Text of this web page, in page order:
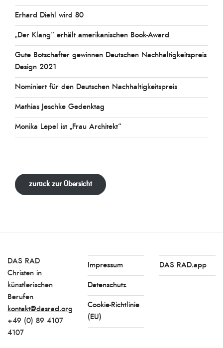
Erhard Diehl wird 80
„Der Klang“ erhält amerikanischen Book-Award
Gute Botschafter gewinnen Deutschen Nachhaltigkeitspreis
Design 2021
Nominiert für den Deutschen Nachhaltigkeitspreis
Mathias Jeschke Gedenktag
Monika Lepel ist „Frau Architekt“
zurück zur Übersicht
DAS RAD
Christen in
künstlerischen
Berufen
kontakt@dasrad.org
+49 (0) 89 4107
4107
Impressum
Datenschutz
Cookie-Richtlinie
(EU)
DAS RAD.app